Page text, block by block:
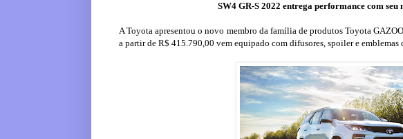
SW4 GR-S 2022 entrega performance com seu
A Toyota apresentou o novo membro da família de produtos Toyota
a partir de R$ 415.790,00 vem equipado com difusores, spoiler e emblemas